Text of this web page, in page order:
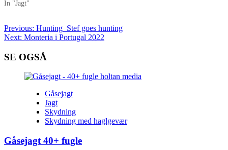
In "Jagt"
Post
navigation
Previous: Hunting_Stef goes hunting
Next: Monteria i Portugal 2022
SE OGSÅ
Gåsejagt
Jagt
Skydning
Skydning med haglgevær
Gåsejagt 40+ fugle